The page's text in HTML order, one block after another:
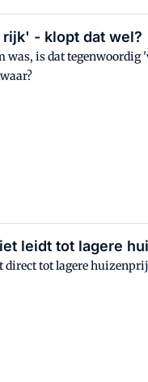
- klopt dat wel?
was, is dat
leidt tot lagere
tot lagere